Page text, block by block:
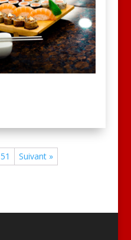
51 Suivant »